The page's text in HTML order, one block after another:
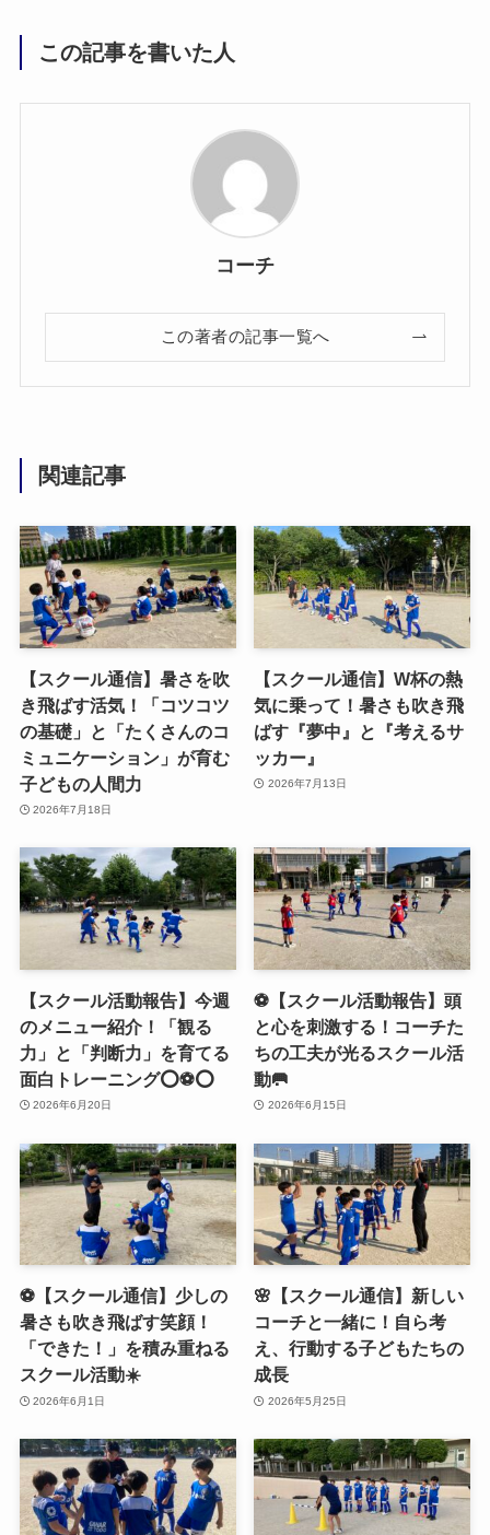
この記事を書いた人
コーチ
この著者の記事一覧へ
関連記事
【スクール通信】暑さを吹
き飛ばす活気！「コツコツ
の基礎」と「たくさんのコ
ミュニケーション」が育む
子どもの人間力
2026年7月18日
【スクール通信】W杯の熱
気に乗って！暑さも吹き飛
ばす『夢中』と『考えるサ
ッカー』
2026年7月13日
【スクール活動報告】今週
のメニュー紹介！「観る
力」と「判断力」を育てる
面白トレーニング⭕️⚽️⭕️
2026年6月20日
⚽️【スクール活動報告】頭
と心を刺激する！コーチた
ちの工夫が光るスクール活
動🥅
2026年6月15日
⚽️【スクール通信】少しの
暑さも吹き飛ばす笑顔！
「できた！」を積み重ねる
スクール活動☀️
2026年6月1日
🌸【スクール通信】新しい
コーチと一緒に！自ら考
え、行動する子どもたちの
成長
2026年5月25日